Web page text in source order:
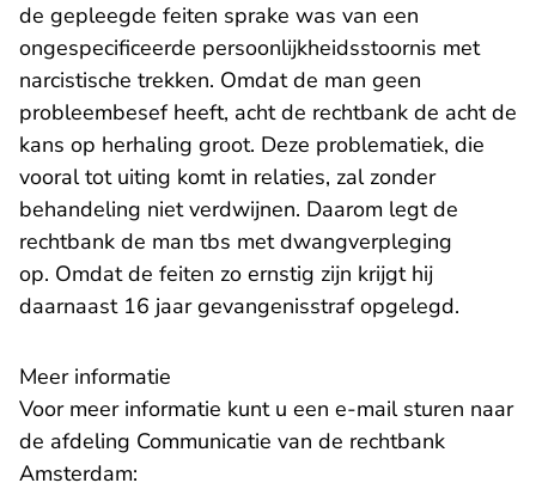
de gepleegde feiten sprake was van een
ongespecificeerde persoonlijkheidsstoornis met
narcistische trekken. Omdat de man geen
probleembesef heeft, acht de rechtbank de acht de
kans op herhaling groot. Deze problematiek, die
vooral tot uiting komt in relaties, zal zonder
behandeling niet verdwijnen. Daarom legt de
rechtbank de man tbs met dwangverpleging
op. Omdat de feiten zo ernstig zijn krijgt hij
daarnaast 16 jaar gevangenisstraf opgelegd.
Meer informatie
Voor meer informatie kunt u een e-mail sturen naar
de afdeling Communicatie van de rechtbank
Amsterdam: